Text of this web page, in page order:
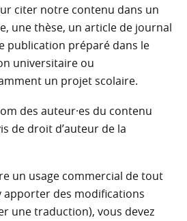
citer notre contenu dans un
une thèse, un article de journal
publication préparé dans le
universitaire ou
un projet scolaire.
des auteur·es du contenu
de droit d’auteur de la
un usage commercial de tout
apporter des modifications
une traduction), vous devez